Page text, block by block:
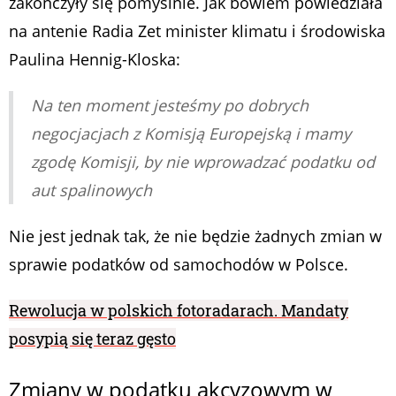
na antenie Radia Zet minister klimatu i środowiska
Paulina Hennig-Kloska:
Na ten moment jesteśmy po dobrych
negocjacjach z Komisją Europejską i mamy
zgodę Komisji, by nie wprowadzać podatku od
aut spalinowych
Nie jest jednak tak, że nie będzie żadnych zmian w
sprawie podatków od samochodów w Polsce.
Rewolucja w polskich fotoradarach. Mandaty
posypią się teraz gęsto
Zmiany w podatku akcyzowym w